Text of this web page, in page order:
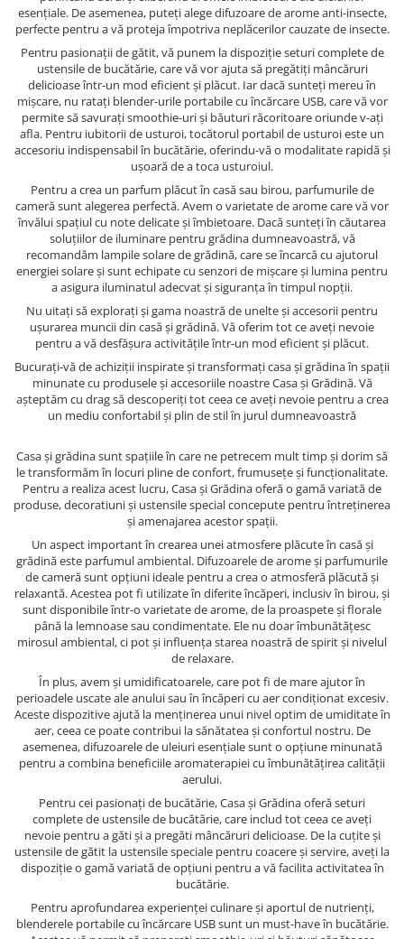
esențiale. De asemenea, puteți alege difuzoare de arome anti-insecte,
perfecte pentru a vă proteja împotriva neplăcerilor cauzate de insecte.
Pentru pasionații de gătit, vă punem la dispoziție seturi complete de
ustensile de bucătărie, care vă vor ajuta să pregătiți mâncăruri
delicioase într-un mod eficient și plăcut. Iar dacă sunteți mereu în
mișcare, nu ratați blender-urile portabile cu încărcare USB, care vă vor
permite să savurați smoothie-uri și băuturi răcoritoare oriunde v-ați
afla. Pentru iubitorii de usturoi, tocătorul portabil de usturoi este un
accesoriu indispensabil în bucătărie, oferindu-vă o modalitate rapidă și
ușoară de a toca usturoiul.
Pentru a crea un parfum plăcut în casă sau birou, parfumurile de
cameră sunt alegerea perfectă. Avem o varietate de arome care vă vor
învălui spațiul cu note delicate și îmbietoare. Dacă sunteți în căutarea
soluțiilor de iluminare pentru grădina dumneavoastră, vă
recomandăm lampile solare de grădină, care se încarcă cu ajutorul
energiei solare și sunt echipate cu senzori de mișcare și lumina pentru
a asigura iluminatul adecvat și siguranța în timpul nopții.
Nu uitați să explorați și gama noastră de unelte și accesorii pentru
ușurarea muncii din casă și grădină. Vă oferim tot ce aveți nevoie
pentru a vă desfășura activitățile într-un mod eficient și plăcut.
Bucurați-vă de achiziții inspirate și transformați casa și grădina în spații
minunate cu produsele și accesoriile noastre Casa și Grădină. Vă
așteptăm cu drag să descoperiți tot ceea ce aveți nevoie pentru a crea
un mediu confortabil și plin de stil în jurul dumneavoastră
Casa și grădina sunt spațiile în care ne petrecem mult timp și dorim să
le transformăm în locuri pline de confort, frumusețe și funcționalitate.
Pentru a realiza acest lucru, Casa și Grădina oferă o gamă variată de
produse, decoratiuni și ustensile special concepute pentru întreținerea
și amenajarea acestor spații.
Un aspect important în crearea unei atmosfere plăcute în casă și
grădină este parfumul ambiental. Difuzoarele de arome și parfumurile
de cameră sunt opțiuni ideale pentru a crea o atmosferă plăcută și
relaxantă. Acestea pot fi utilizate în diferite încăperi, inclusiv în birou, și
sunt disponibile într-o varietate de arome, de la proaspete și florale
până la lemnoase sau condimentate. Ele nu doar îmbunătățesc
mirosul ambiental, ci pot și influența starea noastră de spirit și nivelul
de relaxare.
În plus, avem și umidificatoarele, care pot fi de mare ajutor în
perioadele uscate ale anului sau în încăperi cu aer condiționat excesiv.
Aceste dispozitive ajută la menținerea unui nivel optim de umiditate în
aer, ceea ce poate contribui la sănătatea și confortul nostru. De
asemenea, difuzoarele de uleiuri esențiale sunt o opțiune minunată
pentru a combina beneficiile aromaterapiei cu îmbunătățirea calității
aerului.
Pentru cei pasionați de bucătărie, Casa și Grădina oferă seturi
complete de ustensile de bucătărie, care includ tot ceea ce aveți
nevoie pentru a găti și a pregăti mâncăruri delicioase. De la cuțite și
ustensile de gătit la ustensile speciale pentru coacere și servire, aveți la
dispoziție o gamă variată de opțiuni pentru a vă facilita activitatea în
bucătărie.
Pentru aprofundarea experienței culinare și aportul de nutrienți,
blenderele portabile cu încărcare USB sunt un must-have în bucătărie.